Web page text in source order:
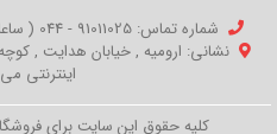
شماره تماس‌: 91011025 - 044 ( ساعات پاسخ گویی 9 صبح تا 19 عصر )
اینترنتی
کلیه حقوق این سایت برای